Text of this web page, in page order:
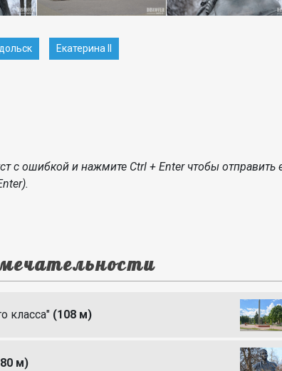
Екатерина II
с ошибкой и нажмите Ctrl + Enter чтобы отправить
класса" (108 м)
м)